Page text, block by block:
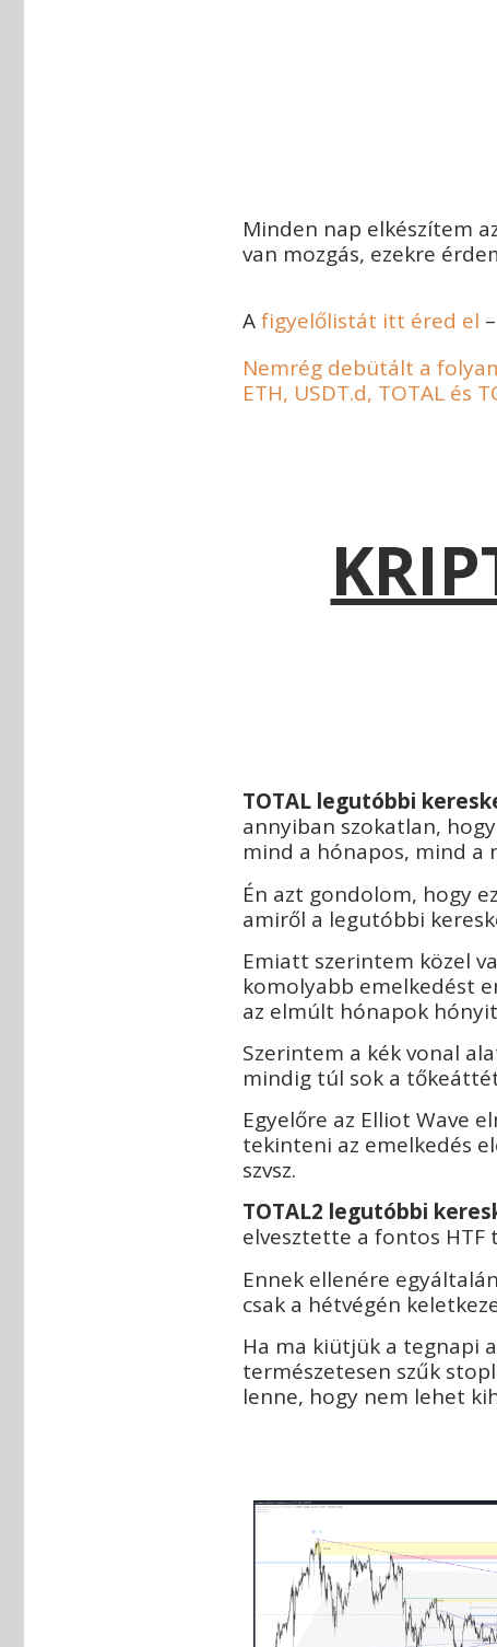
Minden nap elkészítem
van mozgás, ezekre
Afigyelőlistát itt éred el
Nemrég debütált a
ETH, USDT.d, TOTAL és
TOTAL legutóbbi
annyiban szokatlan,
mind a hónapos, mind a
Én azt gondolom, hogy
amiről a legutóbbi
Emiatt szerintem közel
komolyabb emelkedést
az elmúlt hónapok
Szerintem a kék vonal
mindig túl sok a
Egyelőre az Elliot Wave
tekinteni az emelkedés
szvsz.
TOTAL2 legutóbbi
elvesztette a fontos HTF
Ennek ellenére
csak a hétvégén
Ha ma kiütjük a tegnapi
természetesen szűk
lenne, hogy nem lehet